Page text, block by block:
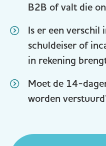
B2B of valt die
Is er een verschil
schuldeiser of
in rekening
Moet de 14-
worden